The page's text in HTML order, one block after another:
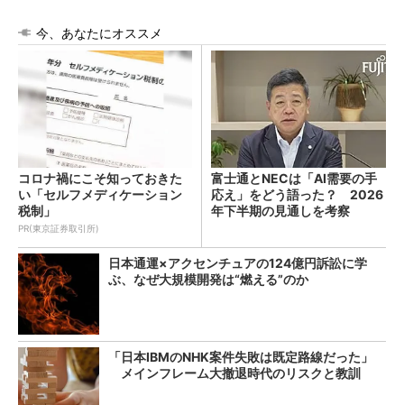
今、あなたにオススメ
コロナ禍にこそ知っておきた
い「セルフメディケーション
税制」
PR(東京証券取引所)
富士通とNECは「AI需要の手
応え」をどう語った？ 2026
年下半期の見通しを考察
日本通運×アクセンチュアの124億円訴訟に学
ぶ、なぜ大規模開発は“燃える”のか
「日本IBMのNHK案件失敗は既定路線だった」
メインフレーム大撤退時代のリスクと教訓